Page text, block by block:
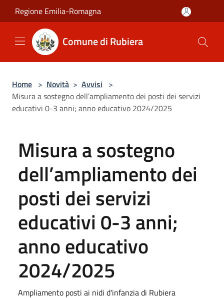
Salta al contenuto principale
Regione Emilia-Romagna
Comune di Rubiera
Home > Novità > Avvisi >
Misura a sostegno dell’ampliamento dei posti dei servizi
educativi 0-3 anni; anno educativo 2024/2025
Misura a sostegno
dell’ampliamento dei
posti dei servizi
educativi 0-3 anni;
anno educativo
2024/2025
Ampliamento posti ai nidi d'infanzia di Rubiera